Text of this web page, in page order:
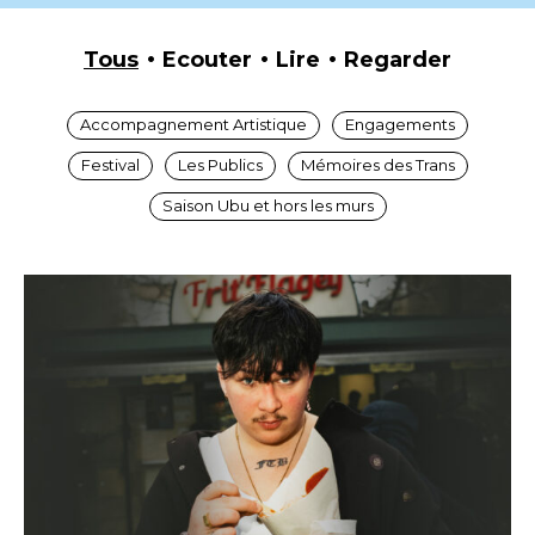
Tous Ecouter Lire Regarder
Accompagnement Artistique Engagements
Festival Les Publics Mémoires des Trans
Saison Ubu et hors les murs